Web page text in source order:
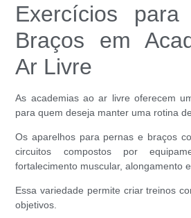
Exercícios
Braços em
Ar Livre
As academias ao ar livre oferecem
para quem deseja manter uma rotina
Os aparelhos para pernas e braços
circuitos compostos por
fortalecimento muscular, alongamento
Essa variedade permite criar treinos
objetivos.